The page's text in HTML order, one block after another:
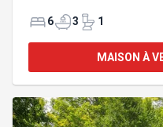
généreux et luminosité
des maîtres avec
et une salle d'eau.
s'exprime un art de
raffi
6 3 1
MAISON À